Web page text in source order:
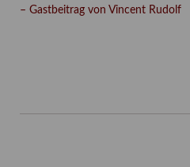
– Gastbeitrag von Vincent Rudolf